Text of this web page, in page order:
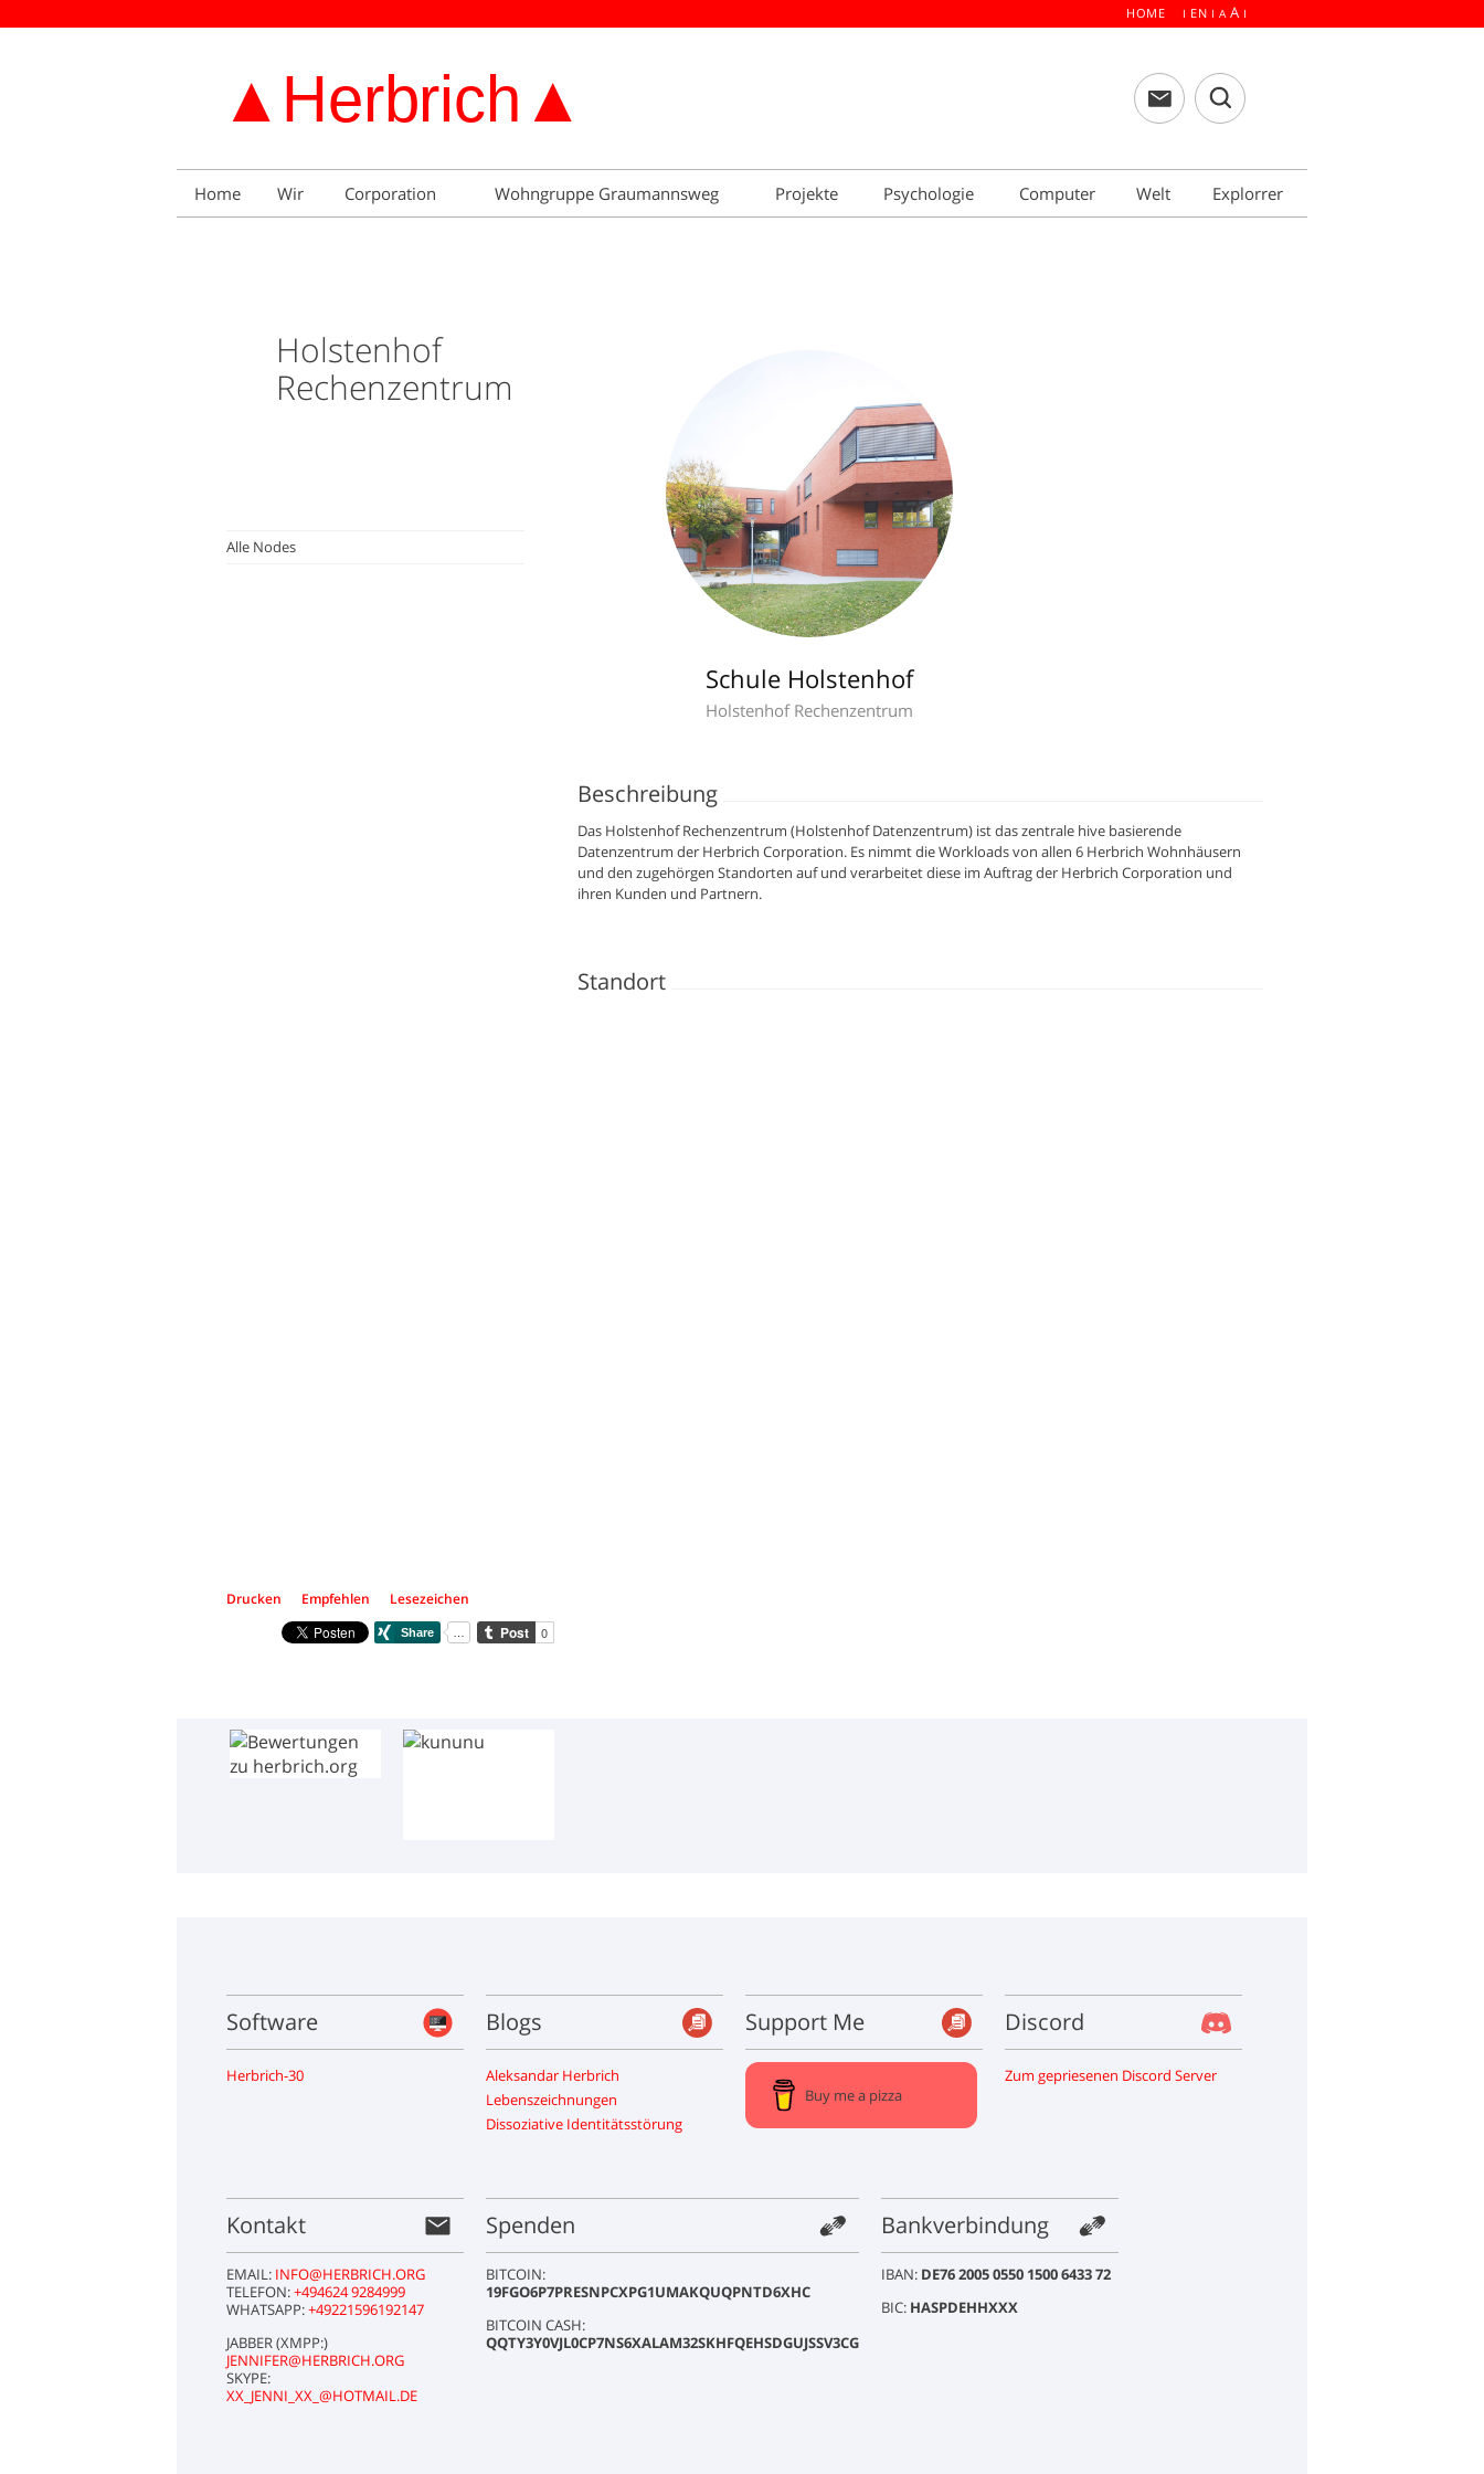
HOME I EN I A A I
Home Wir Corporation Wohngruppe Graumannsweg Projekte Psychologie Computer Welt Explorrer
Holstenhof
Rechenzentrum
Alle Nodes
Schule Holstenhof
Holstenhof Rechenzentrum
Beschreibung
Das Holstenhof Rechenzentrum (Holstenhof Datenzentrum) ist das zentrale hive basierende
Datenzentrum der Herbrich Corporation. Es nimmt die Workloads von allen 6 Herbrich Wohnhäusern
und den zugehörgen Standorten auf und verarbeitet diese im Auftrag der Herbrich Corporation und
ihren Kunden und Partnern.
Standort
Drucken Empfehlen Lesezeichen
Software
Herbrich-30
Blogs
Aleksandar Herbrich
Lebenszeichnungen
Dissoziative Identitätsstörung
Support Me
Buy me a pizza
Discord
Zum gepriesenen Discord Server
Kontakt
EMAIL: INFO@HERBRICH.ORG
TELEFON:+494624 9284999
WHATSAPP:+49221596192147
JABBER (XMPP:)
JENNIFER@HERBRICH.ORG
SKYPE:
XX_JENNI_XX_@HOTMAIL.DE
Spenden
BITCOIN:
19FGO6P7PRESNPCXPG1UMAKQUQPNTD6XHC
BITCOIN CASH:
QQTY3Y0VJL0CP7NS6XALAM32SKHFQEHSDGUJSSV3CG
Bankverbindung
IBAN: DE76 2005 0550 1500 6433 72
BIC: HASPDEHHXXX